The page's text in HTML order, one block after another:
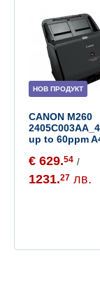
НОВ ПРОДУКТ
CANON M260
up to 60ppm
€ 629.54 /
1231.27 лв.